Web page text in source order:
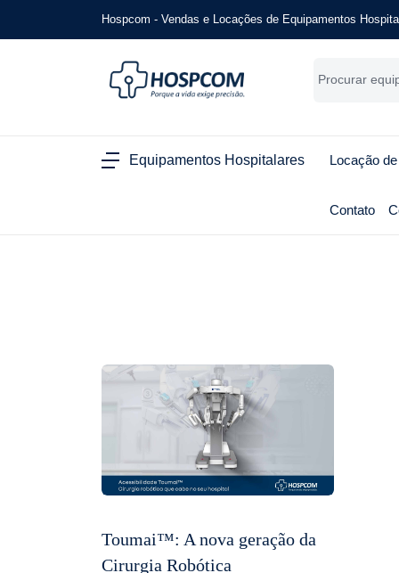
Hospcom - Vendas e Locações de Equipamentos
Equipamentos Hospitalares Locação
Contato
Toumai™: A nova geração da
Cirurgia Robótica